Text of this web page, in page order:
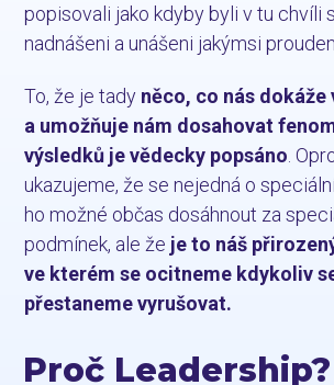
popisovali jako kdyby byli v tu chvíli
nadnášeni a unášeni jakýmsi
To, že je tady něco, co nás dokáže
a umožňuje nám dosahovat
výsledků je vědecky popsáno.
ukazujeme, že se nejedná o
ho možné občas dosáhnout za
podmínek, ale že je to náš
ve kterém se ocitneme kdykoliv
přestaneme vyrušovat.
Proč Leadership?